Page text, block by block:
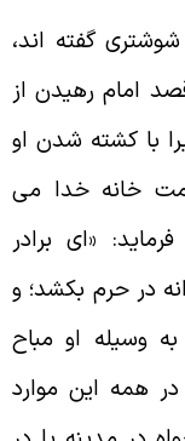
گفته اند،
امام رهيدن از
با كشته شدن او
خانه خدا مى
«اى برادر
در حرم بكشد؛ و
او مباح
همه اين موارد